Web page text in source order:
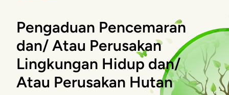
Pengaduan Pencemaran
dan/ Atau Perusakan
Lingkungan Hidup dan/
Atau Perusakan Hutan